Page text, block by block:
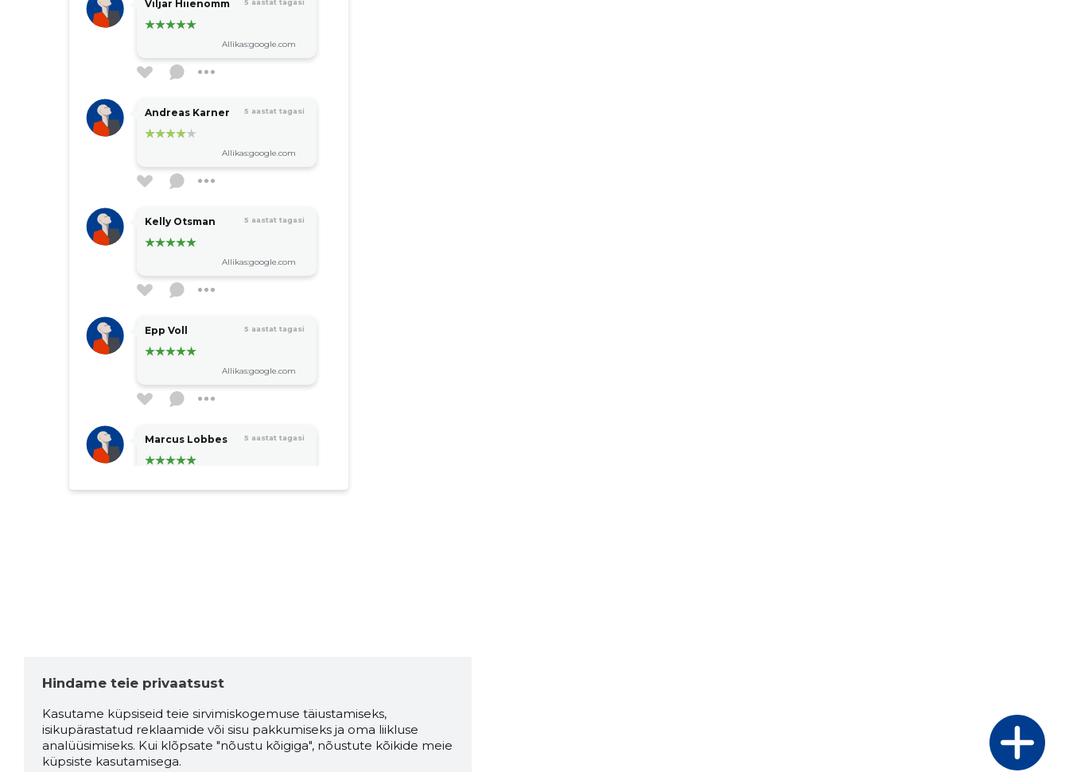
Viljar Hiienomm 5 aastat tagasi
Allikas:google.com
Andreas Karner 5 aastat tagasi
Allikas:google.com
Kelly Otsman 5 aastat tagasi
Allikas:google.com
Epp Voll 5 aastat tagasi
Allikas:google.com
Marcus Lobbes 5 aastat tagasi
Ülle Lennuk
Hindame teie privaatsust
Kasutame küpsiseid teie sirvimiskogemuse täiustamiseks,
isikupärastatud reklaamide või sisu pakkumiseks ja oma liikluse
analüüsimiseks. Kui klõpsate "nõustu kõigiga", nõustute kõikide meie
küpsiste kasutamisega.